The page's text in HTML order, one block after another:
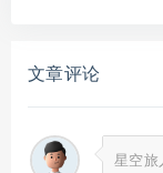
文章评论
星空旅